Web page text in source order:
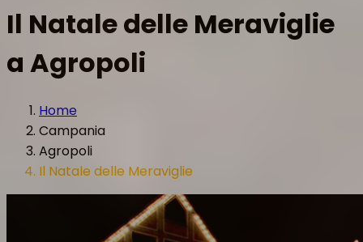
Il Natale delle Meraviglie
a Agropoli
Home
Campania
Agropoli
Il Natale delle Meraviglie